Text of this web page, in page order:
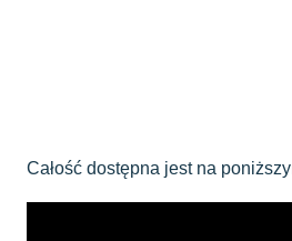
Całość dostępna jest na